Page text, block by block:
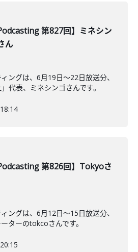
第827回】ミネシン
ん
ングは、6月19日〜22日放送分、
代表、ミネシンゴさんです。
第826回】Tokyoさ
ングは、6月12日〜15日放送分、
ターのtokcoさんです。